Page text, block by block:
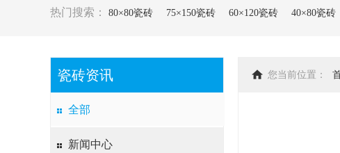
热门搜索： 80×80瓷砖 75×150瓷砖 60×120瓷砖 40×80瓷砖
瓷砖资讯
全部
新闻中心
您当前位置：